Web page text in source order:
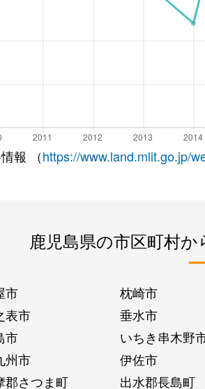
報 （https://www.land.mlit.go.jp/
鹿児島県の市区町村
市 枕崎市
表市 垂水市
市 いちき串木野
州市 伊佐市
郡さつま町 出水郡長島町